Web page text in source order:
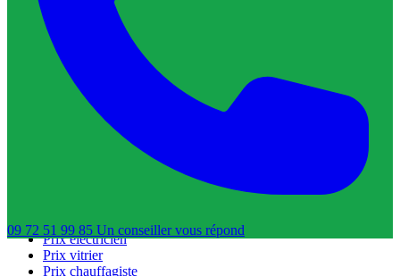
09 72 51 99 85 Un conseillervous répond
Trouver un plombier
Trouver un serrurier
Trouver un électricien
Trouver un vitrier
Trouver un chauffagiste
Trouver un dératiseur
Trouver un déboucheur de canalisation
Trouver un réparateur de volets roulants
Prix serrurier
Prix électricien
Prix vitrier
Prix chauffagiste